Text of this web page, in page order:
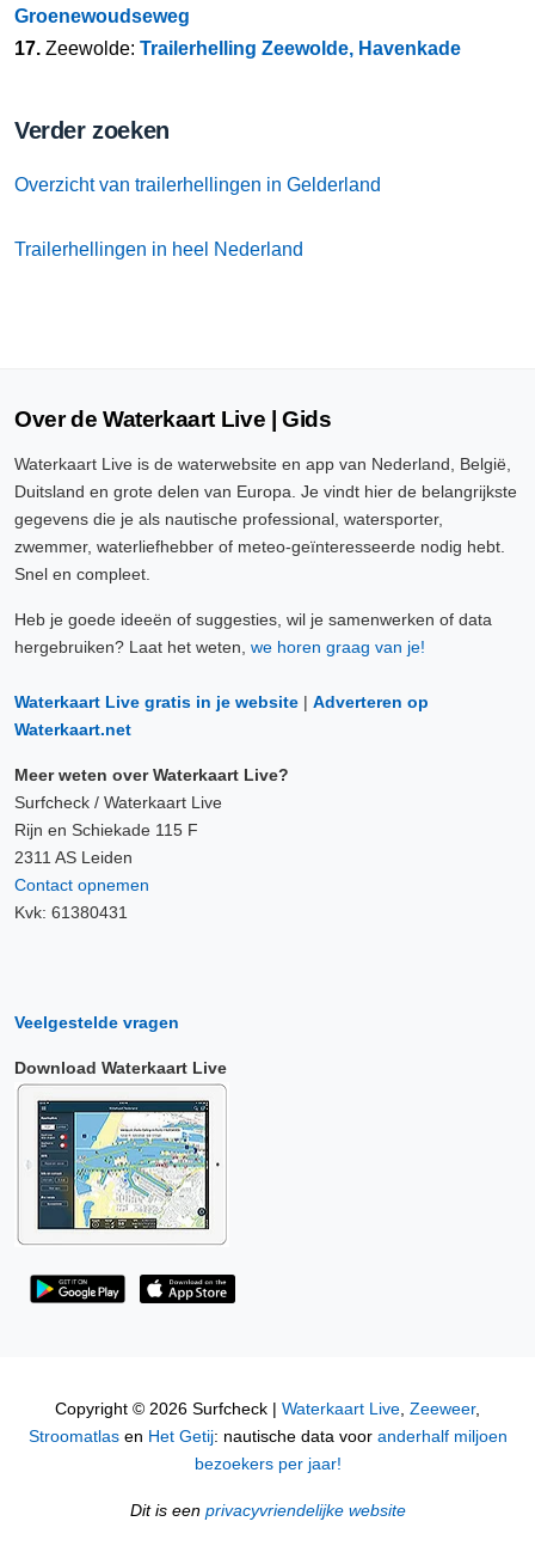
Groenewoudseweg
17. Zeewolde: Trailerhelling Zeewolde, Havenkade
Verder zoeken
Overzicht van trailerhellingen in Gelderland
Trailerhellingen in heel Nederland
Over de Waterkaart Live | Gids
Waterkaart Live is de waterwebsite en app van Nederland, België,
Duitsland en grote delen van Europa. Je vindt hier de belangrijkste
gegevens die je als nautische professional, watersporter,
zwemmer, waterliefhebber of meteo-geïnteresseerde nodig hebt.
Snel en compleet.
Heb je goede ideeën of suggesties, wil je samenwerken of data
hergebruiken? Laat het weten, we horen graag van je!
Waterkaart Live gratis in je website | Adverteren op
Waterkaart.net
Meer weten over Waterkaart Live?
Surfcheck / Waterkaart Live
Rijn en Schiekade 115 F
2311 AS Leiden
Contact opnemen
Kvk: 61380431
Veelgestelde vragen
Download Waterkaart Live
Copyright © 2026 Surfcheck | Waterkaart Live, Zeeweer,
Stroomatlasen Het Getij: nautische data voor anderhalf miljoen
bezoekers per jaar!
Dit is een privacyvriendelijke website